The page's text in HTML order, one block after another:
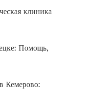
клиника
Помощь,
Кемерово: